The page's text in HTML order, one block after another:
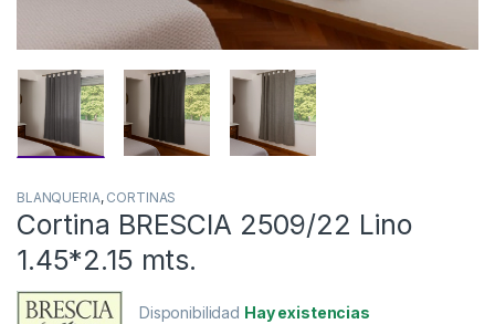
BLANQUERIA, CORTINAS
Cortina BRESCIA 2509/22 Lino
1.45*2.15 mts.
Disponibilidad Hay existencias